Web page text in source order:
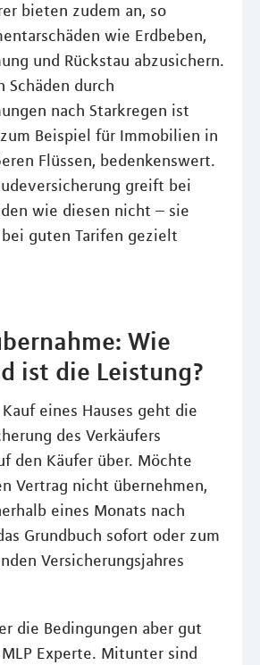
bieten zudem an, so
wie Erdbeben,
und Rückstau abzusichern.
Schäden durch
nach Starkregen ist
Beispiel für Immobilien in
Flüssen, bedenkenswert.
greift bei
wie diesen nicht – sie
bei guten Tarifen gezielt
Wie
ist die Leistung?
eines Hauses geht die
des Verkäufers
den Käufer über. Möchte
Vertrag nicht übernehmen,
eines Monats nach
Grundbuch sofort oder zum
Versicherungsjahres
die Bedingungen aber gut
MLP Experte. Mitunter sind